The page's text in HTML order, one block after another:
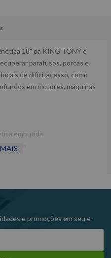
18" da KING TONY é
parafusos, porcas e
de difícil acesso, como
em motores, máquinas
embutida
e promoções em seu e-